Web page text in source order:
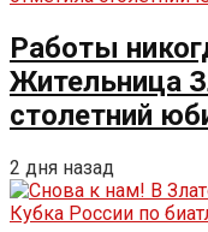
Работы
Жительница
столетний
2 дня назад